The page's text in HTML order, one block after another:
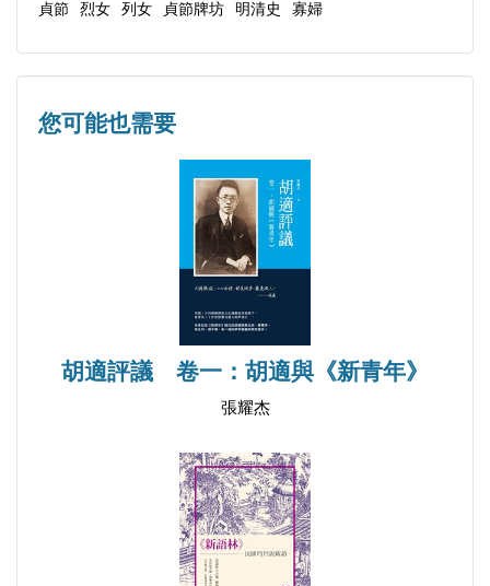
貞節 烈女 列女 貞節牌坊 明清史 寡婦
您可能也需要
胡適評議 卷一：胡適與《新青年》
張耀杰